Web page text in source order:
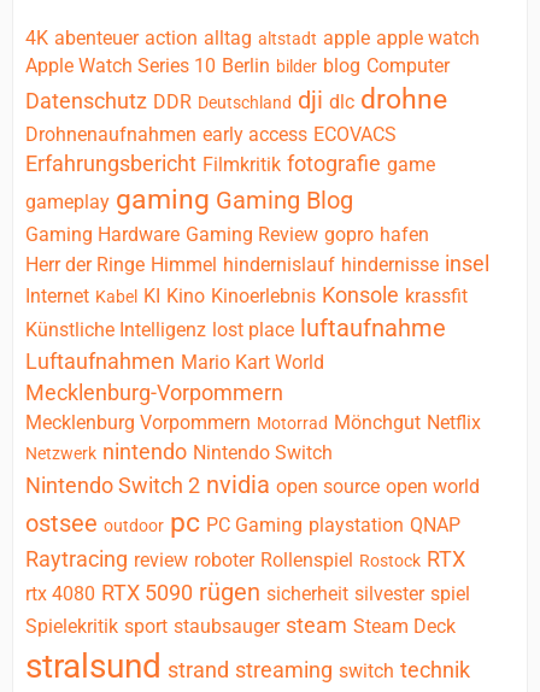
4K abenteuer action alltag altstadt apple apple watch
Apple Watch Series 10 Berlin bilder blog Computer
Datenschutz DDR Deutschland dji dlc drohne
Drohnenaufnahmen early access ECOVACS
Erfahrungsbericht Filmkritik fotografie game
gameplay gaming Gaming Blog
Gaming Hardware Gaming Review gopro hafen
Herr der Ringe Himmel hindernislauf hindernisse insel
Internet Kabel KI Kino Kinoerlebnis Konsole krassfit
Künstliche Intelligenz lost place luftaufnahme
Luftaufnahmen Mario Kart World
Mecklenburg-Vorpommern
Mecklenburg Vorpommern Motorrad Mönchgut Netflix
Netzwerk nintendo Nintendo Switch
Nintendo Switch 2 nvidia open source open world
ostsee outdoor pc PC Gaming playstation QNAP
Raytracing review roboter Rollenspiel Rostock RTX
rtx 4080 RTX 5090 rügen sicherheit silvester spiel
Spielekritik sport staubsauger steam Steam Deck
stralsund strand streaming switch technik